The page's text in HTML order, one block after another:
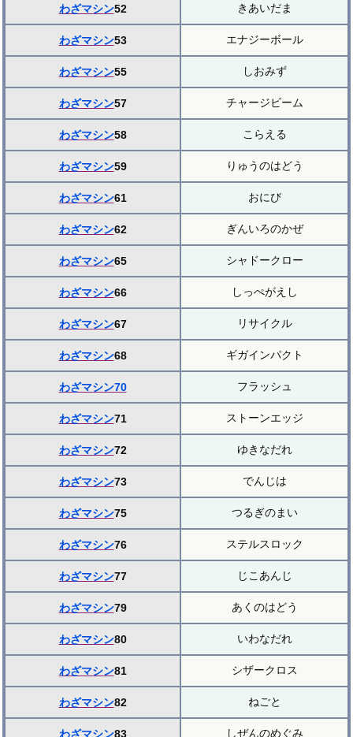
わざマシン52 きあいだま
わざマシン53 エナジーボール
わざマシン55 しおみず
わざマシン57 チャージビーム
わざマシン58 こらえる
わざマシン59 りゅうのはどう
わざマシン61 おにび
わざマシン62 ぎんいろのかぜ
わざマシン65 シャドークロー
わざマシン66 しっぺがえし
わざマシン67 リサイクル
わざマシン68 ギガインパクト
わざマシン70 フラッシュ
わざマシン71 ストーンエッジ
わざマシン72 ゆきなだれ
わざマシン73 でんじは
わざマシン75 つるぎのまい
わざマシン76 ステルスロック
わざマシン77 じこあんじ
わざマシン79 あくのはどう
わざマシン80 いわなだれ
わざマシン81 シザークロス
わざマシン82 ねごと
わざマシン83 しぜんのめぐみ